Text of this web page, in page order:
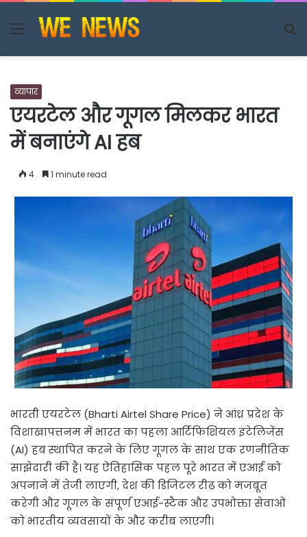
Menu
व्यापार
एयरटेल और गूगल मिलकर भारत
में बनाएंगे AI हब
4 1 minute read
भारती एयरटेल (Bharti Airtel Share Price) ने आंध्र प्रदेश के
विशाखापत्तनम में भारत का पहला आर्टिफिशियल इंटेलिजेंस
(AI) हब स्थापित करने के लिए गूगल के साथ एक रणनीतिक
साझेदारी की है। यह ऐतिहासिक पहल पूरे भारत में एआई को
अपनाने में तेजी लाएगी, देश की डिजिटल रीढ़ को मजबूत
करेगी और गूगल के संपूर्ण एआई-स्टैक और उपभोक्ता सेवाओं
को भारतीय व्यवसायों के और करीब लाएगी।